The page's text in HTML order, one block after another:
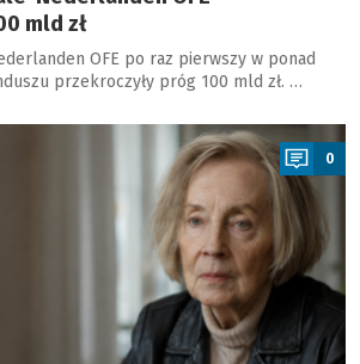
mld zł
OFE po raz pierwszy w ponad
przekroczyły próg 100 mld zł. …
0